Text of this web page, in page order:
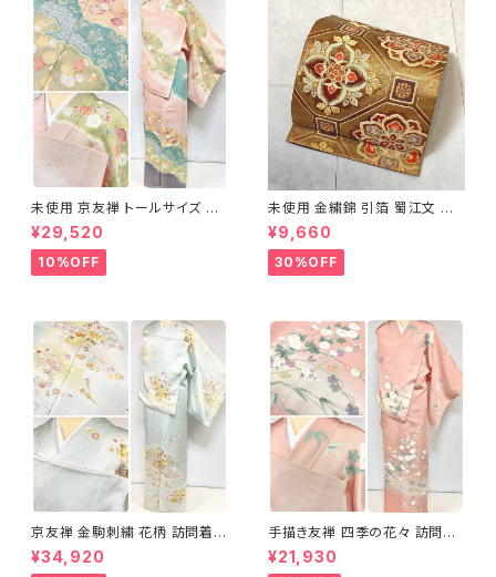
未使用 京友禅 トールサイズ 染
め分け 金彩 訪問着 袷 正絹 ピ
ンク 黄緑 紫 黄色 1438
¥29,520
10%OFF
未使用 金繍錦 引箔 蜀江文 唐
織 華紋 袋帯 正絹 金糸 ゴール
ド 赤 紫 710
¥9,660
30%OFF
京友禅 金駒刺繍 花柄 訪問着
正絹 水色 黄緑 パステルカラー
アイスグリーン 1433
¥34,920
手描き友禅 四季の花々 訪問着
袷 正絹 サーモンピンク クリー
ム 白 桃花色 1434
¥21,930